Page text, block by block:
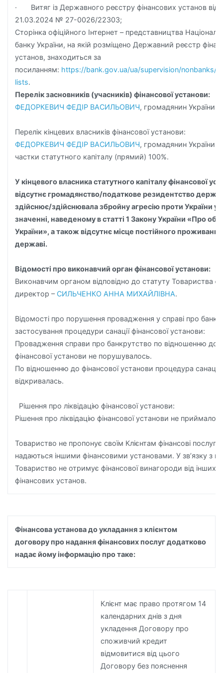
· Витяг із Державного реєстру фінансових установ від
21.03.2024 № 27-0026/22303;
Cторінка офіційного Інтернет – представництва
банку України, на якій розміщено Державний реєстр
установ, знаходиться за
посиланням: https://bank.gov.ua/ua/supervision/nonbanks/
lists.
Перелік засновників (учасників) фінансової установи:
ФЕДОРКЕВИЧ ФЕДІР ВАСИЛЬОВИЧ, громадянин України
Перелік кінцевих власників фінансової установи:
ФЕДОРКЕВИЧ ФЕДІР ВАСИЛЬОВИЧ, громадянин України,
частки статутного капіталу (прямий) 100%.
У кінцевого власника статутного капіталу фінансової
відсутнє громадянство/податкове резидентство
здійснює/здійснювала збройну агресію проти України у
значенні, наведеному в статті 1 Закону України «Про
України», а також відсутнє місце постійного проживання
державі.
Відомості про виконавчий орган фінансової установи:
Виконавчим органом відповідно до статуту Товариства є
директор – СИЛЬЧЕНКО АННА МИХАЙЛІВНА.
Відомості про порушення провадження у справі про
застосування процедури санації фінансової установи:
Провадження справи про банкрутство по відношенню до
фінансової установи не порушувалось.
По відношенню до фінансової установи процедура санації
відкривалась.
Рішення про ліквідацію фінансової установи:
Рішення про ліквідацію фінансової установи не
Товариство не пропонує своїм Клієнтам фінансові
надаються іншими фінансовими установами. У зв’язку з
Товариство не отримує фінансової винагороди від інших
фінансових установ.
Фінансова установа до укладання з клієнтом
договору про надання фінансових послуг додатково
надає йому інформацію про таке:
Клієнт має право протягом 14
календарних днів з дня
укладення Договору про
споживчий кредит
відмовитися від цього
Договору без пояснення